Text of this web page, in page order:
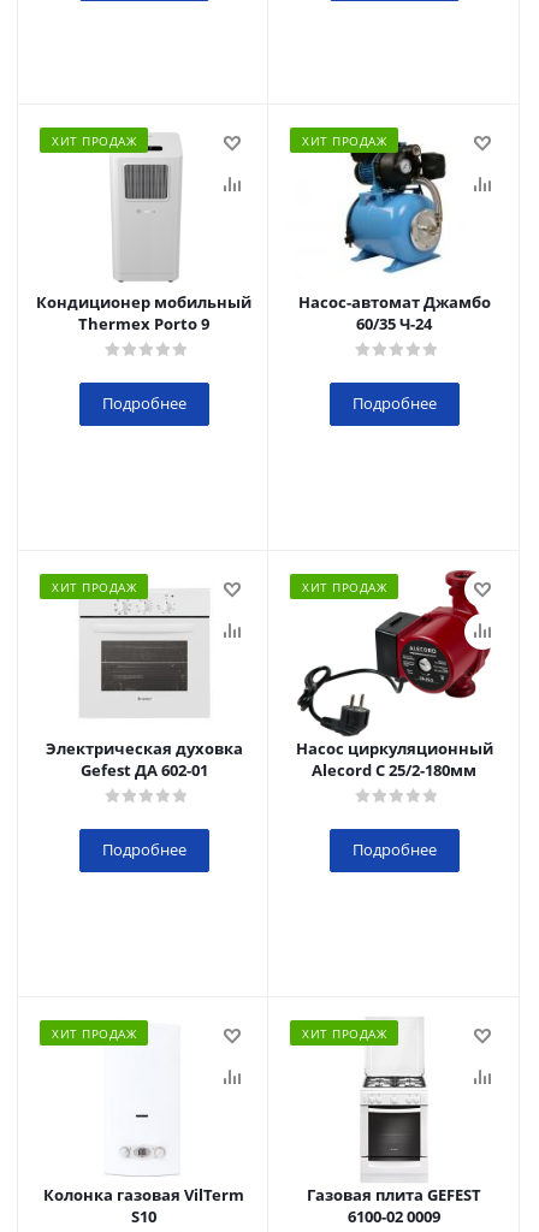
ХИТ ПРОДАЖ
Кондиционер мобильный
Thermex Porto 9
Подробнее
ХИТ ПРОДАЖ
Насос-автомат Джамбо
60/35 Ч-24
Подробнее
ХИТ ПРОДАЖ
Электрическая духовка
Gefest ДА 602-01
Подробнее
ХИТ ПРОДАЖ
Насос циркуляционный
Alecord C 25/2-180мм
Подробнее
ХИТ ПРОДАЖ
Колонка газовая VilTerm
S10
ХИТ ПРОДАЖ
Газовая плита GEFEST
6100-02 0009